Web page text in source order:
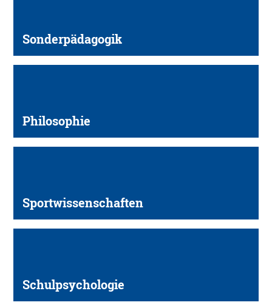
Sonderpädagogik
Philosophie
Sportwissen­schaften
Schulpsychologie